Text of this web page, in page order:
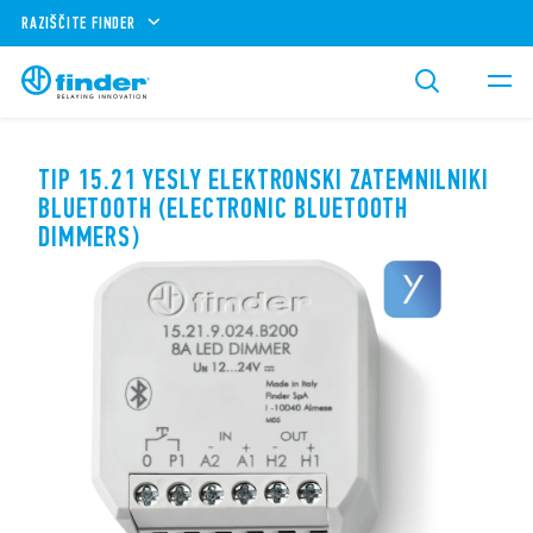
RAZIŠČITE FINDER
TIP 15.21 YESLY ELEKTRONSKI ZATEMNILNIKI
BLUETOOTH (ELECTRONIC BLUETOOTH
DIMMERS)